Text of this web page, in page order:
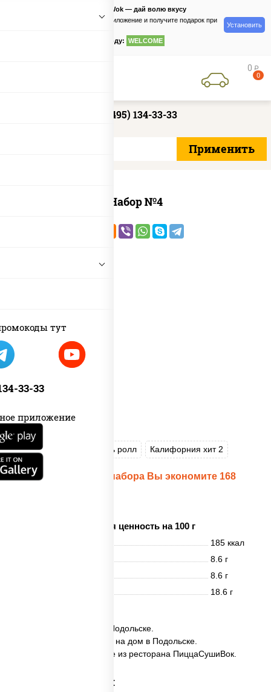
тут
33-33
приложение
PizzaSushiWok — дай волю вкусу
Скачайте приложение и получите подарок при
по промокоду: WELCOME
Установить
0 руб
0
+7 (495) 134-33-33
Набор №4
Пицца Цезарь Цезарь ролл Калифорния хит 2
При заказе данного набора Вы экономите 168
Пищевая ценность на 100 г
185 ккал
8.6 г
8.6 г
18.6 г
✅ Набор №4 заказать в Подольске.
✅ Набор №4 с доставкой на дом в Подольске.
✅ Набор №4 в Подольске из ресторана ПиццаСушиВок.
Категории товара: